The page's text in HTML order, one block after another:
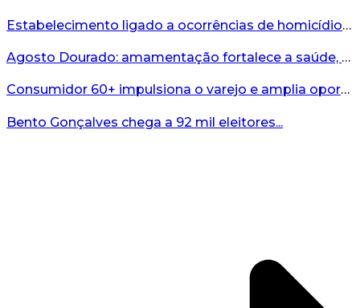
Estabelecimento ligado a ocorrências de homicídio é interditado durante fiscalização em Bento...
Agosto Dourado: amamentação fortalece a saúde, o desenvolvimento e os vínculos...
Consumidor 60+ impulsiona o varejo e amplia oportunidades para o comércio ...
Bento Gonçalves chega a 92 mil eleitores...